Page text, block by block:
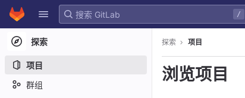
Skip to content
GitLab
/
探索
项目
群组
探索 项目
浏览项目